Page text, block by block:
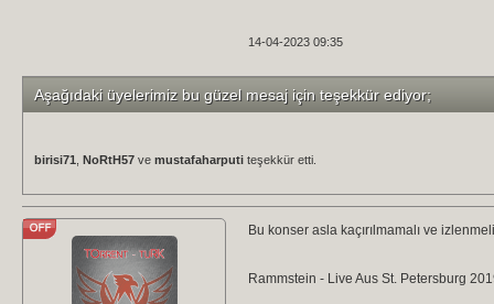
14-04-2023 09:35
Aşağıdaki üyelerimiz bu güzel mesaj için teşekkür ediyor;
birisi71 NoRtH57 ve mustafaharputi teşekkür etti.
Bu konser asla kaçırılmamalı ve
Rammstein - Live Aus St. Petersburg